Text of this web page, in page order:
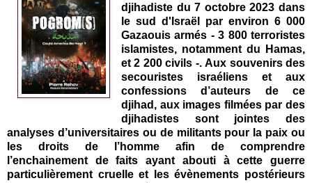
djihadiste du 7 octobre 2023 dans
le sud d'Israël par environ 6 000
Gazaouis armés - 3 800 terroristes
islamistes, notamment du Hamas,
et 2 200 civils -.Aux souvenirs des
secouristes israéliens et aux
confessions d’auteurs de ce
djihad, aux images filmées par des
djihadistes sont jointes des
analyses d’universitaires ou de militants pour la paix ou
les droits de l’homme afin de comprendre
l’enchainement de faits ayant abouti à cette guerre
particulièrement cruelle et les évènements postérieurs